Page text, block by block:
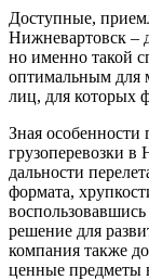
Доступные,
Нижневартовск –
но именно такой
оптимальным для
лиц, для которых
Зная особенности
грузоперевозки в
дальности
формата,
решение для
компания также
ценные предметы